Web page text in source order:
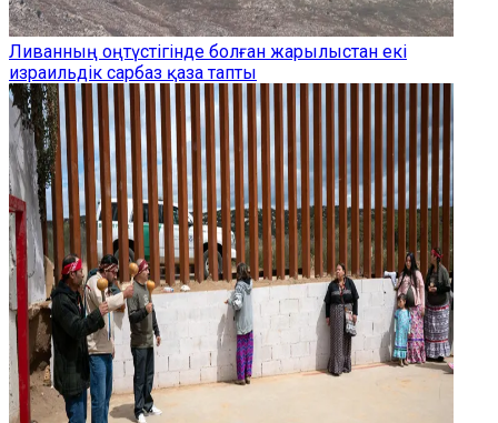
Ливанның оңтүстігінде болған жарылыстан екі
израильдік сарбаз қаза тапты